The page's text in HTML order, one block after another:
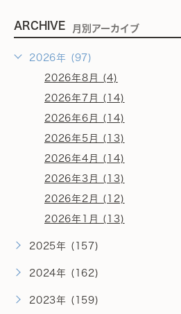
ARCHIVE 月別アーカイブ
2026年 (97)
2026年8月 (4)
2026年7月 (14)
2026年6月 (14)
2026年5月 (13)
2026年4月 (14)
2026年3月 (13)
2026年2月 (12)
2026年1月 (13)
2025年 (157)
2024年 (162)
2023年 (159)